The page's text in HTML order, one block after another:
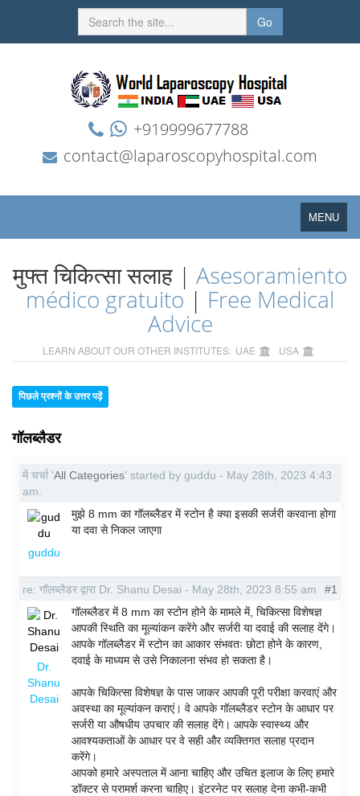
Go
+919999677788
contact@laparoscopyhospital.com
Toggle
navigation
MENU
मुफ्त चिकित्सा सलाह | Asesoramiento
médico gratuito| Free Medical
Advice
LEARN ABOUT OUR OTHER INSTITUTES: UAE USA
पिछले प्रश्नों के उत्तर पढ़ें
गॉलब्लैडर
में चर्चा 'All Categories' started by guddu - May 28th, 2023 4:43
am.
guddu
मुझे 8 mm का गॉलब्लैडर में स्टोन है क्या इसकी सर्जरी करवाना होगा
या दवा से निकल जाएगा
re: गॉलब्लैडर द्वारा Dr. Shanu Desai - May 28th, 2023 8:55 am #1
Dr.
Shanu
Desai
गॉलब्लैडर में 8 mm का स्टोन होने के मामले में, चिकित्सा विशेषज्ञ
आपकी स्थिति का मूल्यांकन करेंगे और सर्जरी या दवाई की सलाह देंगे।
आपके गॉलब्लैडर में स्टोन का आकार संभवतः छोटा होने के कारण,
दवाई के माध्यम से उसे निकालना संभव हो सकता है।
आपके चिकित्सा विशेषज्ञ के पास जाकर आपकी पूरी परीक्षा करवाएं और
अवस्था का मूल्यांकन कराएं। वे आपके गॉलब्लैडर स्टोन के आधार पर
सर्जरी या औषधीय उपचार की सलाह देंगे। आपके स्वास्थ्य और
आवश्यकताओं के आधार पर वे सही और व्यक्तिगत सलाह प्रदान
करेंगे।
आपको हमारे अस्पताल में आना चाहिए और उचित इलाज के लिए हमारे
डॉक्टर से परामर्श करना चाहिए। इंटरनेट पर सलाह देना कभी-कभी